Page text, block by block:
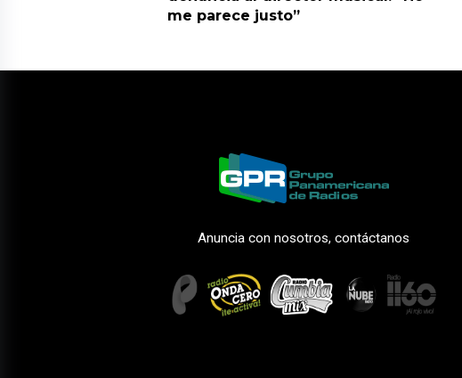
me parece justo”
Anuncia con nosotros, contáctanos